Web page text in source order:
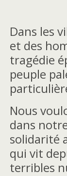
Dans les
et des
tragédie
peuple
Nous
dans
solidarité
qui vit
terribles